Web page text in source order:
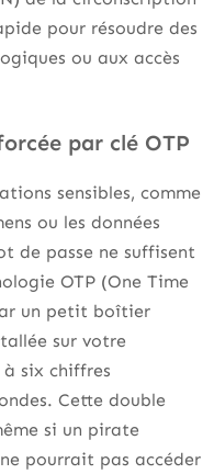
pour résoudre des
ou aux accès
par clé OTP
sensibles, comme
ou les données
de passe ne suffisent
OTP (One Time
un petit boîtier
sur votre
six chiffres
Cette double
si un pirate
pourrait pas accéder